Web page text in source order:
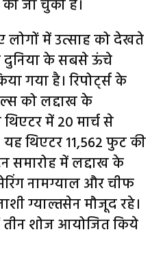
की जा चुकी है।
में उत्साह को देखते
दुनिया के सबसे ऊंचे
गया है। रिपोर्ट्स के
को लद्दाख के
में 20 मार्च से
यह थिएटर 11,562 फुट की
समारोह में लद्दाख के
नामग्याल और चीफ
ग्याल्तसेन मौजूद रहे।
तीन शोज आयोजित किये